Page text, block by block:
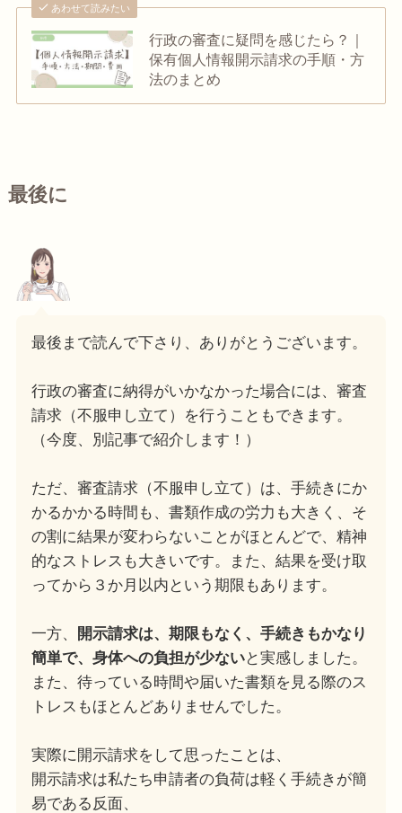
あわせて読みたい
行政の審査に疑問を感じたら？｜
保有個人情報開示請求の手順・方
法のまとめ
最後に
最後まで読んで下さり、ありがとうございます。
行政の審査に納得がいかなかった場合には、審査
請求（不服申し立て）を行うこともできます。
（今度、別記事で紹介します！）
ただ、審査請求（不服申し立て）は、手続きにか
かるかかる時間も、書類作成の労力も大きく、そ
の割に結果が変わらないことがほとんどで、精神
的なストレスも大きいです。また、結果を受け取
ってから３か月以内という期限もあります。
一方、
開示請求は、期限もなく、手続きもかなり
簡単で、身体への負担が少ないと実感しました。
また、待っている時間や届いた書類を見る際のス
トレスもほとんどありませんでした。
実際に開示請求をして思ったことは、
開示請求は私たち申請者の負荷は軽く手続きが簡
易である反面、